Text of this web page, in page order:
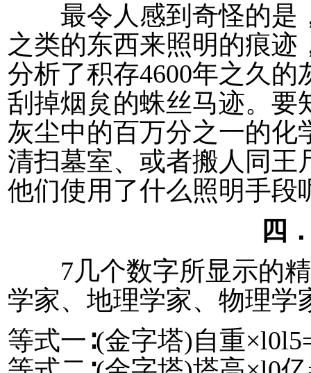
最令人感到奇怪的是
之类的东西来照明的痕
分析了积存4600年之久
刮掉烟炱的蛛丝马迹。要
灰尘中的百万分之一的化
清扫墓室、或者搬人同王
他们使用了什么照明手段
四
7几个数字所显示的精
学家、地理学家、物理学
等式一∶(金字塔)自重